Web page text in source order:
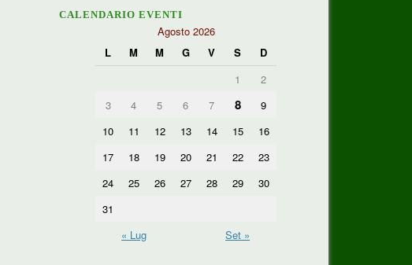
CALENDARIO EVENTI
Agosto 2026
L
M M G V S
D
1
2
3
4 5 6 7 8
9
10
11 12 13 14 15
16
17
18 19 20 21 22
23
24
25 26 27 28 29
30
31
« Lug
Set »